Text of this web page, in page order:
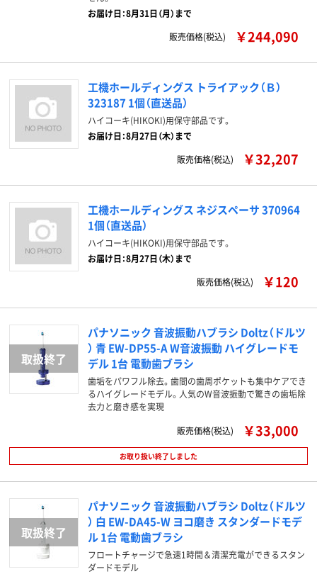
お届け日：8月31日（月）まで
販売価格(税込)
￥244,090
工機ホールディングス トライアック（Ｂ）
323187 1個（直送品）
ハイコーキ(HIKOKI)用保守部品です。
お届け日：8月27日（木）まで
販売価格(税込)
￥32,207
工機ホールディングス ネジスペーサ 370964
1個（直送品）
ハイコーキ(HIKOKI)用保守部品です。
お届け日：8月27日（木）まで
販売価格(税込)
￥120
パナソニック 音波振動ハブラシ Doltz（ドルツ
） 青 EW-DP55-A W音波振動 ハイグレードモ
デル 1台 電動歯ブラシ
歯垢をパワフル除去。歯間の歯周ポケットも集中ケアでき
るハイグレードモデル。人気のW音波振動で驚きの歯垢除
去力と磨き感を実現
販売価格(税込)
￥33,000
お取り扱い終了しました
パナソニック 音波振動ハブラシ Doltz（ドルツ
） 白 EW-DA45-W ヨコ磨き スタンダードモデ
ル 1台 電動歯ブラシ
フロートチャージで急速1時間＆清潔充電ができるスタン
ダードモデル